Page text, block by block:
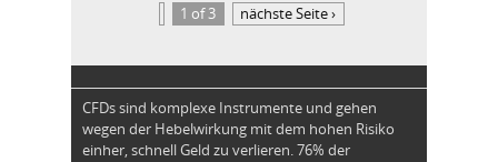
1 of 3
nächste Seite ›
CFDs sind komplexe Instrumente und gehen
wegen der Hebelwirkung mit dem hohen Risiko
einher, schnell Geld zu verlieren. 76% der